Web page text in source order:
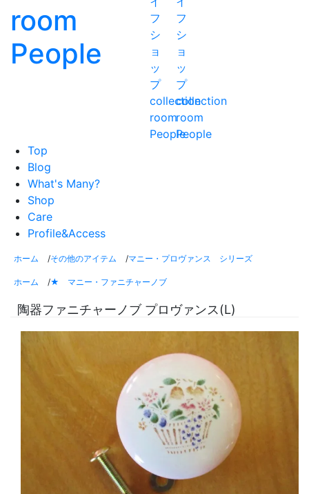
Top
Blog
What's Many?
Shop
Care
Profile&Access
ホーム /その他のアイテム /マニー・プロヴァンス シリーズ
ホーム /★ マニー・ファニチャーノブ
陶器ファニチャーノブ プロヴァンス(L)